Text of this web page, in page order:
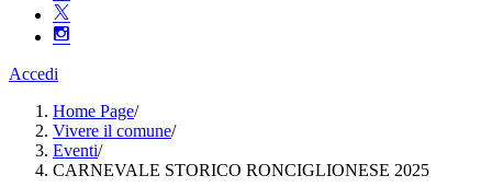
Accedi
Home Page/
Vivere il comune/
Eventi/
CARNEVALE STORICO RONCIGLIONESE 2025